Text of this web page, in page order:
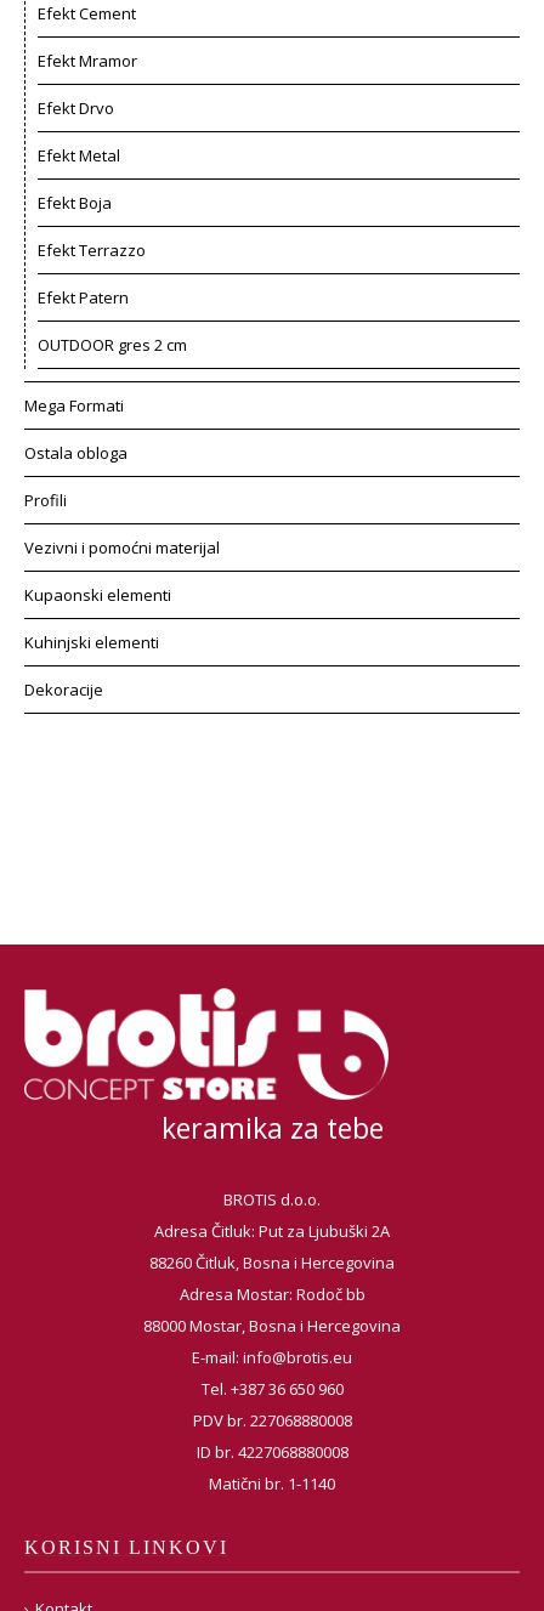
Efekt Cement
Efekt Mramor
Efekt Drvo
Efekt Metal
Efekt Boja
Efekt Terrazzo
Efekt Patern
OUTDOOR gres 2 cm
Mega Formati
Ostala obloga
Profili
Vezivni i pomoćni materijal
Kupaonski elementi
Kuhinjski elementi
Dekoracije
keramika za tebe
BROTIS d.o.o.
Adresa Čitluk: Put za Ljubuški 2A
88260 Čitluk, Bosna i Hercegovina
Adresa Mostar: Rodoč bb
88000 Mostar, Bosna i Hercegovina
E-mail: info@brotis.eu
Tel. +387 36 650 960
PDV br. 227068880008
ID br. 4227068880008
Matični br. 1-1140
KORISNI LINKOVI